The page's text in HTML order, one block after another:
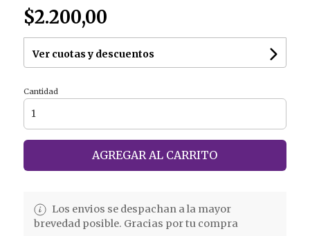
$2.200,00
Ver cuotas y descuentos
Cantidad
AGREGAR AL CARRITO
Los envios se despachan a la mayor
brevedad posible. Gracias por tu compra